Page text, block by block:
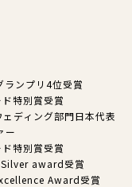
ンプリ4位受賞
特別賞受賞
ディング部門日本代表
ー
特別賞受賞
award受賞
Award受賞